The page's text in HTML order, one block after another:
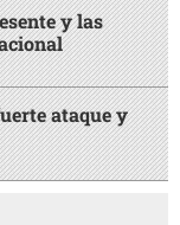
y las
ataque y